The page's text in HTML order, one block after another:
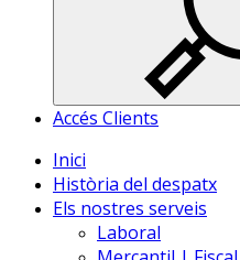
Accés Clients
Inici
Història del despatx
Els nostres serveis
Laboral